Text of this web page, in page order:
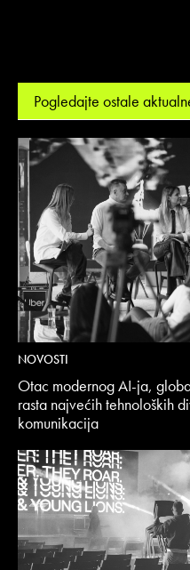
Pogledajte ostale
NOVOSTI
Otac modernog AI-ja,
rasta najvećih tehnoloških
komunikacija